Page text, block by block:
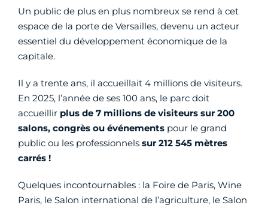
Un public de plus en plus nombreux se rend à cet
espace de la porte de Versailles, devenu un acteur
essentiel du développement économique de la
capitale.
Il y a trente ans, il accueillait 4 millions de visiteurs.
En 2025, l’année de ses 100 ans, le parc doit
accueillir plus de 7 millions de visiteurs sur 200
salons, congrès ou événements pour le grand
public ou les professionnels sur 212 545 mètres
carrés !
Quelques incontournables : la Foire de Paris, Wine
Paris, le Salon international de l’agriculture, le Salon